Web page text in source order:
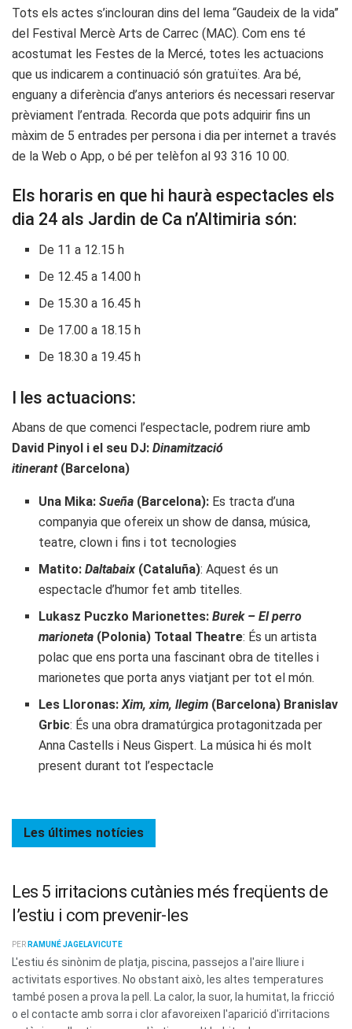
Tots els actes s’inclouran dins del lema “Gaudeix de la vida”
del Festival Mercè Arts de Carrec (MAC). Com ens té
acostumat les Festes de la Mercé, totes les actuacions
que us indicarem a continuació són gratuïtes. Ara bé,
enguany a diferència d’anys anteriors és necessari reservar
prèviament l’entrada. Recorda que pots adquirir fins un
màxim de 5 entrades per persona i dia per internet a través
de la Web o App, o bé per telèfon al 93 316 10 00.
Els horaris en que hi haurà espectacles els
dia 24 als Jardin de Ca n’Altimiria són:
De 11 a 12.15 h
De 12.45 a 14.00 h
De 15.30 a 16.45 h
De 17.00 a 18.15 h
De 18.30 a 19.45 h
I les actuacions:
Abans de que comenci l’espectacle, podrem riure amb
David Pinyol i el seu DJ: Dinamització
itinerant(Barcelona)
Una Mika:Sueña (Barcelona): Es tracta d’una
companyia que ofereix un show de dansa, música,
teatre, clown i fins i tot tecnologies
Matito:Daltabaix (Cataluña): Aquest és un
espectacle d’humor fet amb titelles.
Lukasz Puczko Marionettes:Burek – El perro
marioneta (Polonia) Totaal Theatre: És un artista
polac que ens porta una fascinant obra de titelles i
marionetes que porta anys viatjant per tot el món.
Les Lloronas:Xim, xim, llegim (Barcelona) Branislav
Grbic: És una obra dramatúrgica protagonitzada per
Anna Castells i Neus Gispert. La música hi és molt
present durant tot l’espectacle
Les últimes notícies
Les 5 irritacions cutànies més freqüents de
l’estiu i com prevenir-les
PER RAMUNÉ JAGELAVICUTE
L'estiu és sinònim de platja, piscina, passejos a l'aire lliure i
activitats esportives. No obstant això, les altes temperatures
també posen a prova la pell. La calor, la suor, la humitat, la fricció
o el contacte amb sorra i clor afavoreixen l'aparició d'irritacions